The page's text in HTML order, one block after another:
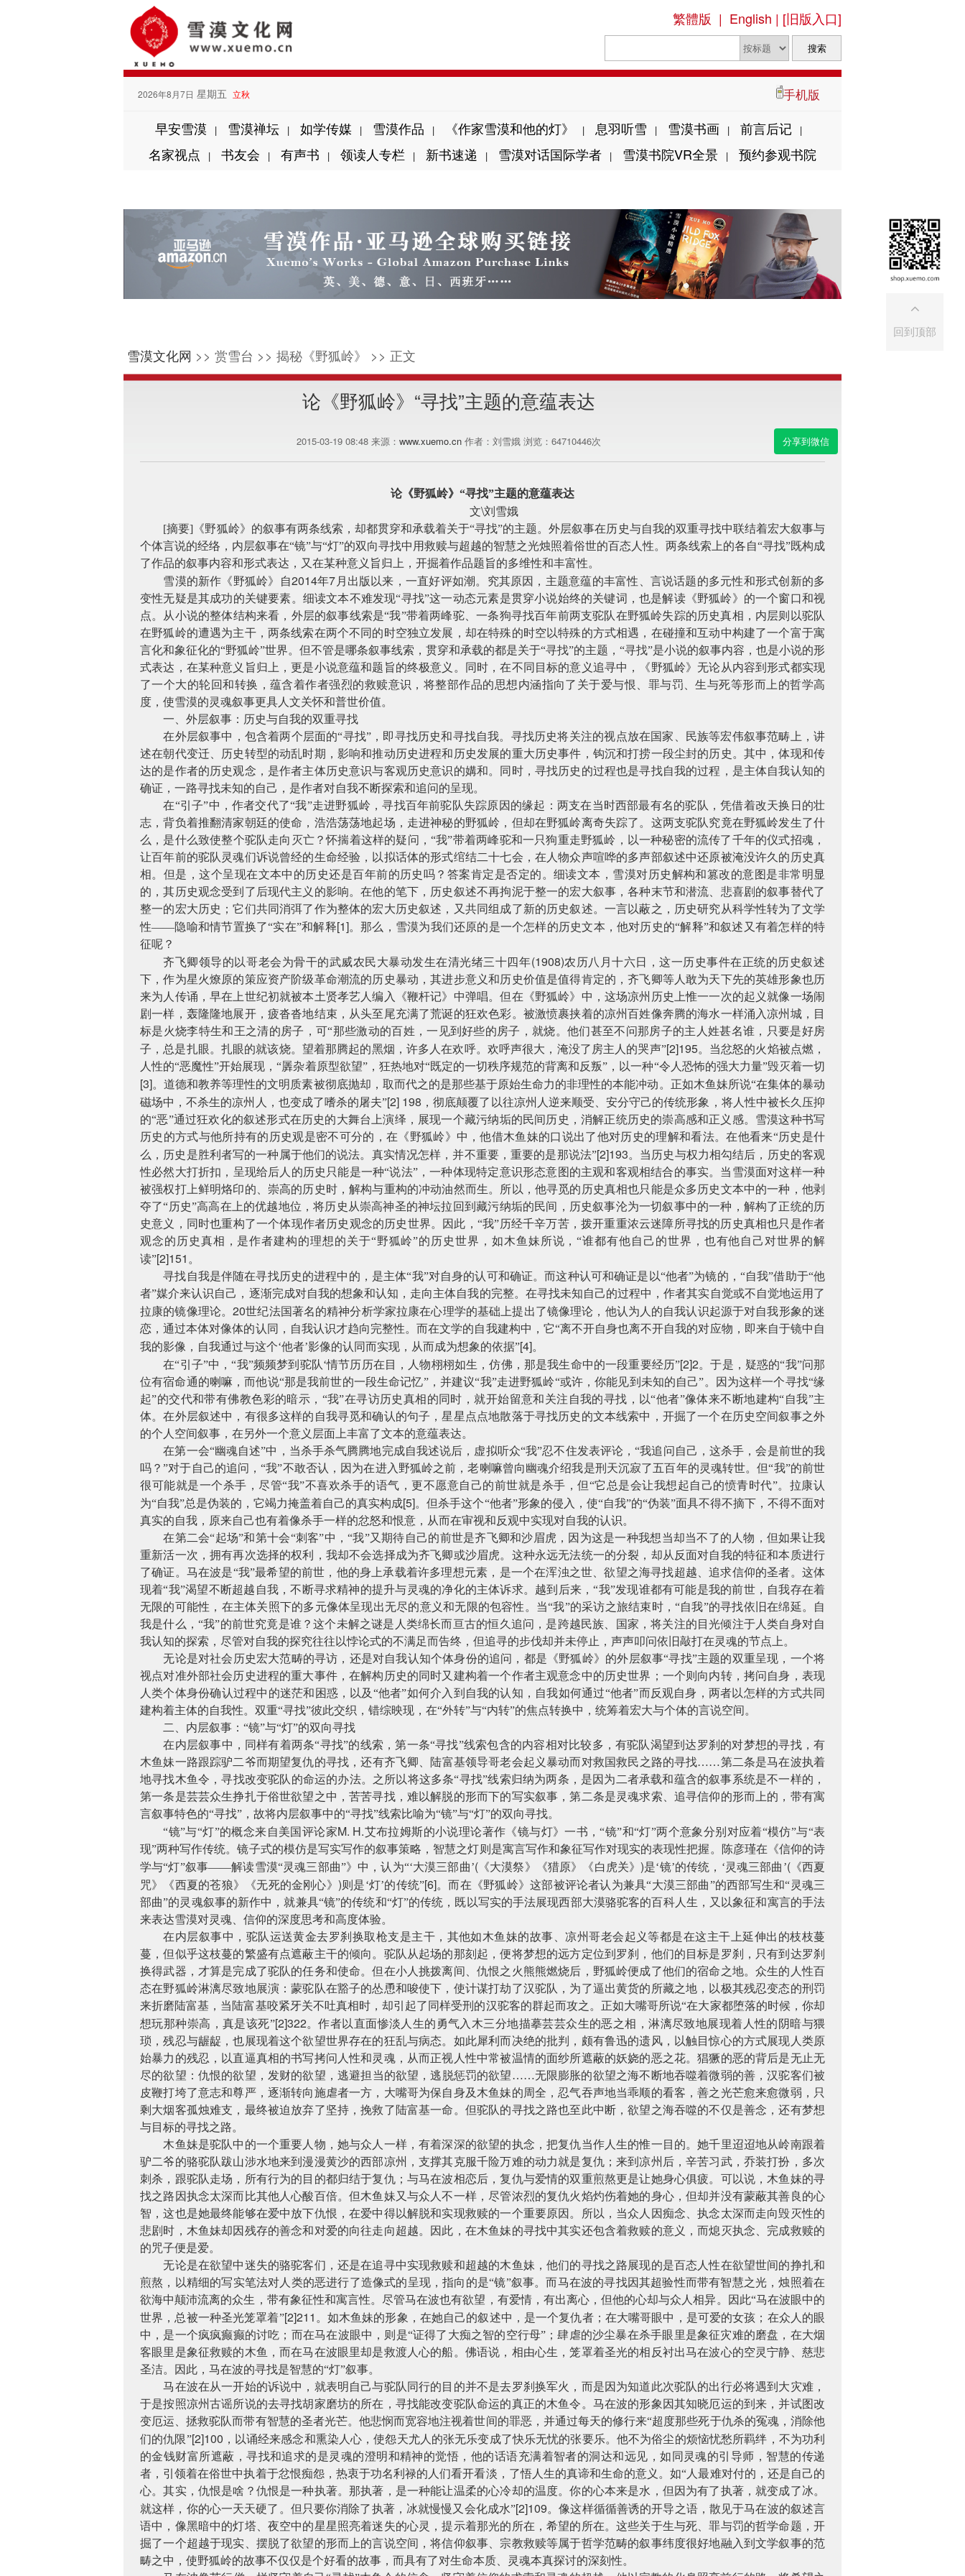
繁體版 | English | [旧版入口]
2026年8月7日 星期五 立秋 手机版
早安雪漠 | 雪漠禅坛 | 如学传媒 | 雪漠作品 | 《作家雪漠和他的灯》 | 息羽听雪 | 雪漠书画 | 前言后记 |
名家视点 | 书友会 | 有声书 | 领读人专栏 | 新书速递 | 雪漠对话国际学者 | 雪漠书院VR全景 | 预约参观书院
雪漠文化网 >> 赏雪台 >> 揭秘《野狐岭》 >> 正文
论《野狐岭》“寻找”主题的意蕴表达
2015-03-19 08:48 来源： www.xuemo.cn 作者：刘雪娥 浏览： 64710446次 分享到微信
论《野狐岭》“寻找”主题的意蕴表达
文\刘雪娥
[摘要] 《野狐岭》的叙事有两条线索，却都贯穿和承载着关于“寻找”的主题。外层叙事在历史与自我的双重寻找中联结着宏大叙事与
个体言说的经络，内层叙事在“镜”与“灯”的双向寻找中用救赎与超越的智慧之光烛照着俗世的百态人性。两条线索上的各自“寻找”既构成
了作品的叙事内容和形式表达，又在某种意义旨归上，开掘着作品题旨的多维性和丰富性。
雪漠的新作《野狐岭》自2014年7 月出版以来，一直好评如潮。究其原因，主题意蕴的丰富性、言说话题的多元性和形式创新的多
变性无疑是其成功的关键要素。细读文本不难发现“寻找”这一动态元素是贯穿小说始终的关键词，也是解读《野狐岭》的一个窗口和视
点。从小说的整体结构来看，外层的叙事线索是“我”带着两峰驼、一条狗寻找百年前两支驼队在野狐岭失踪的历史真相，内层则以驼队
在野狐岭的遭遇为主干，两条线索在两个不同的时空独立发展，却在特殊的时空以特殊的方式相遇，在碰撞和互动中构建了一个富于寓
言化和象征化的“野狐岭”世界。但不管是哪条叙事线索，贯穿和承载的都是关于“寻找”的主题，“寻找”是小说的叙事内容，也是小说的形
式表达，在某种意义旨归上，更是小说意蕴和题旨的终极意义。同时，在不同目标的意义追寻中，《野狐岭》无论从内容到形式都实现
了一个大的轮回和转换，蕴含着作者强烈的救赎意识，将整部作品的思想内涵指向了关于爱与恨、罪与罚、生与死等形而上的哲学高
度，使雪漠的灵魂叙事更具人文关怀和普世价值。
一、外层叙事：历史与自我的双重寻找
在外层叙事中，包含着两个层面的“寻找”，即寻找历史和寻找自我。寻找历史将关注的视点放在国家、民族等宏伟叙事范畴上，讲
述在朝代变迁、历史转型的动乱时期，影响和推动历史进程和历史发展的重大历史事件，钩沉和打捞一段尘封的历史。其中，体现和传
达的是作者的历史观念，是作者主体历史意识与客观历史意识的媾和。同时，寻找历史的过程也是寻找自我的过程，是主体自我认知的
确证，一路寻找未知的自己，是作者对自我不断探索和追问的呈现。
在“引子”中，作者交代了“我”走进野狐岭，寻找百年前驼队失踪原因的缘起：两支在当时西部最有名的驼队，凭借着改天换日的壮
志，背负着推翻清家朝廷的使命，浩浩荡荡地起场，走进神秘的野狐岭，但却在野狐岭离奇失踪了。这两支驼队究竟在野狐岭发生了什
么，是什么致使整个驼队走向灭亡？怀揣着这样的疑问，“我”带着两峰驼和一只狗重走野狐岭，以一种秘密的流传了千年的仪式招魂，
让百年前的驼队灵魂们诉说曾经的生命经验，以拟话体的形式绾结二十七会，在人物众声喧哗的多声部叙述中还原被淹没许久的历史真
相。但是，这个呈现在文本中的历史还是百年前的历史吗？答案肯定是否定的。细读文本，雪漠对历史解构和篡改的意图是非常明显
的，其历史观念受到了后现代主义的影响。在他的笔下，历史叙述不再拘泥于整一的宏大叙事，各种末节和潜流、悲喜剧的叙事替代了
整一的宏大历史；它们共同消弭了作为整体的宏大历史叙述，又共同组成了新的历史叙述。一言以蔽之，历史研究从科学性转为了文学
性——隐喻和情节置换了“实在”和解释[1]。那么，雪漠为我们还原的是一个怎样的历史文本，他对历史的“解释”和叙述又有着怎样的特
征呢？
齐飞卿领导的以哥老会为骨干的武威农民大暴动发生在清光绪三十四年(1908)农历八月十六日，这一历史事件在正统的历史叙述
下，作为星火燎原的策应资产阶级革命潮流的历史暴动，其进步意义和历史价值是值得肯定的，齐飞卿等人敢为天下先的英雄形象也历
来为人传诵，早在上世纪初就被本土贤孝艺人编入《鞭杆记》中弹唱。但在《野狐岭》中，这场凉州历史上惟一一次的起义就像一场闹
剧一样，轰隆隆地展开，疲沓沓地结束，从头至尾充满了荒诞的狂欢色彩。被激愤裹挟着的凉州百姓像奔腾的海水一样涌入凉州城，目
标是火烧李特生和王之清的房子，可“那些激动的百姓，一见到好些的房子，就烧。他们甚至不问那房子的主人姓甚名谁，只要是好房
子，总是扎眼。扎眼的就该烧。望着那腾起的黑烟，许多人在欢呼。欢呼声很大，淹没了房主人的哭声”[2]195。当忿怒的火焰被点燃，
人性的“恶魔性”开始展现，“羼杂着原型欲望”，狂热地对“既定的一切秩序规范的背离和反叛”，以一种“令人恐怖的强大力量”毁灭着一切
[3]。道德和教养等理性的文明质素被彻底抛却，取而代之的是那些基于原始生命力的非理性的本能冲动。正如木鱼妹所说“在集体的暴动
磁场中，不杀生的凉州人，也变成了嗜杀的屠夫”[2] 198 ，彻底颠覆了以往凉州人逆来顺受、安分守己的传统形象，将人性中被长久压抑
的“恶”通过狂欢化的叙述形式在历史的大舞台上演绎，展现一个藏污纳垢的民间历史，消解正统历史的崇高感和正义感。雪漠这种书写
历史的方式与他所持有的历史观是密不可分的，在《野狐岭》中，他借木鱼妹的口说出了他对历史的理解和看法。在他看来“历史是什
么，历史是胜利者写的一种属于他们的说法。真实情况怎样，并不重要，重要的是那说法”[2]193。当历史与权力相勾结后，历史的客观
性必然大打折扣，呈现给后人的历史只能是一种“说法”，一种体现特定意识形态意图的主观和客观相结合的事实。当雪漠面对这样一种
被强权打上鲜明烙印的、崇高的历史时，解构与重构的冲动油然而生。所以，他寻觅的历史真相也只能是众多历史文本中的一种，他剥
夺了“历史”高高在上的优越地位，将历史从崇高神圣的神坛拉回到藏污纳垢的民间，历史叙事沦为一切叙事中的一种，解构了正统的历
史意义，同时也重构了一个体现作者历史观念的历史世界。因此，“我”历经千辛万苦，拨开重重浓云迷障所寻找的历史真相也只是作者
观念的历史真相，是作者建构的理想的关于“野狐岭”的历史世界，如木鱼妹所说，“谁都有他自己的世界，也有他自己对世界的解
读”[2]151 。
寻找自我是伴随在寻找历史的进程中的，是主体“我”对自身的认可和确证。而这种认可和确证是以“他者”为镜的，“自我”借助于“他
者”媒介来认识自己，逐渐完成对自我的想象和认知，走向主体自我的完整。在寻找未知自己的过程中，作者其实自觉或不自觉地运用了
拉康的镜像理论。20世纪法国著名的精神分析学家拉康在心理学的基础上提出了镜像理论，他认为人的自我认识起源于对自我形象的迷
恋，通过本体对像体的认同，自我认识才趋向完整性。而在文学的自我建构中，它“离不开自身也离不开自我的对应物，即来自于镜中自
我的影像，自我通过与这个‘他者’影像的认同而实现，从而成为想象的依据”[4]。
在“引子”中，“我”频频梦到驼队‘情节历历在目，人物栩栩如生，仿佛，那是我生命中的一段重要经历”[2]2。于是，疑惑的“我”问那
位有宿命通的喇嘛，而他说“那是我前世的一段生命记忆”，并建议“我”走进野狐岭“或许，你能见到未知的自己”。因为这样一个寻找“缘
起”的交代和带有佛教色彩的暗示，“我”在寻访历史真相的同时，就开始留意和关注自我的寻找，以“他者”像体来不断地建构“自我”主
体。在外层叙述中，有很多这样的自我寻觅和确认的句子，星星点点地散落于寻找历史的文本线索中，开掘了一个在历史空间叙事之外
的个人空间叙事，在另外一个意义层面上丰富了文本的意蕴表达。
在第一会“幽魂自述”中，当杀手杀气腾腾地完成自我述说后，虚拟听众“我”忍不住发表评论，“我追问自己，这杀手，会是前世的我
吗？”对于自己的追问，“我”不敢否认，因为在进入野狐岭之前，老喇嘛曾向幽魂介绍我是刑天沉寂了五百年的灵魂转世。但“我”的前世
很可能就是一个杀手，尽管“我”不喜欢杀手的语气，更不愿意自己的前世就是杀手，但“它总是会让我想起自己的愤青时代”。拉康认
为“自我”总是伪装的，它竭力掩盖着自己的真实构成[5]。但杀手这个“他者”形象的侵入，使“自我”的“伪装”面具不得不摘下，不得不面对
真实的自我，原来自己也有着像杀手一样的忿怒和恨意，从而在审视和反观中实现对自我的认识。
在第二会“起场”和第十会“刺客”中，“我”又期待自己的前世是齐飞卿和沙眉虎，因为这是一种我想当却当不了的人物，但如果让我
重新活一次，拥有再次选择的权利，我却不会选择成为齐飞卿或沙眉虎。这种永远无法统一的分裂，却从反面对自我的特征和本质进行
了确证。马在波是“我”最希望的前世，他的身上承载着许多理想元素，是一个在浑浊之世、欲望之海寻找超越、追求信仰的圣者。这体
现着“我”渴望不断超越自我，不断寻求精神的提升与灵魂的净化的主体诉求。越到后来，“我”发现谁都有可能是我的前世，自我存在着
无限的可能性，在主体关照下的多元像体呈现出无尽的意义和无限的包容性。当“我”的采访之旅结束时，“自我”的寻找依旧在绵延。自
我是什么，“我”的前世究竟是谁？这个未解之谜是人类绵长而亘古的恒久追问，是跨越民族、国家，将关注的目光倾注于人类自身对自
我认知的探索，尽管对自我的探究往往以悖论式的不满足而告终，但追寻的步伐却并未停止，声声叩问依旧敲打在灵魂的节点上。
无论是对社会历史宏大范畴的寻访，还是对自我认知个体身份的追问，都是《野狐岭》的外层叙事“寻找”主题的双重呈现，一个将
视点对准外部社会历史进程的重大事件，在解构历史的同时又建构着一个作者主观意念中的历史世界；一个则向内转，拷问自身，表现
人类个体身份确认过程中的迷茫和困惑，以及“他者”如何介入到自我的认知，自我如何通过“他者”而反观自身，两者以怎样的方式共同
建构着主体的自我性。双重“寻找”彼此交织，错综映现，在“外转”与“内转”的焦点转换中，统筹着宏大与个体的言说空间。
二、内层叙事：“镜”与“灯”的双向寻找
在内层叙事中，同样有着两条“寻找”的线索，第一条“寻找”线索包含的内容相对比较多，有驼队渴望到达罗刹的对梦想的寻找，有
木鱼妹一路跟踪驴二爷而期望复仇的寻找，还有齐飞卿、陆富基领导哥老会起义暴动而对救国救民之路的寻找……第二条是马在波执着
地寻找木鱼令，寻找改变驼队的命运的办法。之所以将这多条“寻找”线索归纳为两条，是因为二者承载和蕴含的叙事系统是不一样的，
第一条是芸芸众生挣扎于俗世欲望之中，苦苦寻找，难以解脱的形而下的写实叙事，第二条是灵魂求索、追寻信仰的形而上的，带有寓
言叙事特色的“寻找”，故将内层叙事中的“寻找”线索比喻为“镜”与“灯”的双向寻找。
“镜”与“灯”的概念来自美国评论家M. H.艾布拉姆斯的小说理论著作《镜与灯》一书，“镜”和“灯”两个意象分别对应着“模仿”与“表
现”两种写作传统。镜子式的模仿是写实写作的叙事策略，智慧之灯则是寓言写作和象征写作对现实的表现性把握。陈彦瑾在《信仰的诗
学与“灯”叙事——解读雪漠“灵魂三部曲”》中，认为“‘大漠三部曲’(《大漠祭》《猎原》《白虎关》)是‘镜’的传统，‘灵魂三部曲’(《西夏
咒》《西夏的苍狼》《无死的金刚心》 )则是‘灯’的传统”[6]。而在《野狐岭》这部被评论者认为兼具“大漠三部曲”的西部写生和“灵魂三
部曲”的灵魂叙事的新作中，就兼具“镜”的传统和“灯”的传统，既以写实的手法展现西部大漠骆驼客的百科人生，又以象征和寓言的手法
来表达雪漠对灵魂、信仰的深度思考和高度体验。
在内层叙事中，驼队运送黄金去罗刹换取枪支是主干，其他如木鱼妹的故事、凉州哥老会起义等都是在这主干上延伸出的枝枝蔓
蔓，但似乎这枝蔓的繁盛有点遮蔽主干的倾向。驼队从起场的那刻起，便将梦想的远方定位到罗刹，他们的目标是罗刹，只有到达罗刹
换得武器，才算是完成了驼队的任务和使命。但在小人挑拨离间、仇恨之火熊熊燃烧后，野狐岭便成了他们的宿命之地。众生的人性百
态在野狐岭淋漓尽致地展演：蒙驼队在豁子的怂恿和唆使下，使计谋打劫了汉驼队，为了逼出黄货的所藏之地，以极其残忍变态的刑罚
来折磨陆富基，当陆富基咬紧牙关不吐真相时，却引起了同样受刑的汉驼客的群起而攻之。正如大嘴哥所说“在大家都堕落的时候，你却
想玩那种崇高，真是该死”[2]322。作者以直面惨淡人生的勇气入木三分地描摹芸芸众生的恶之相，淋漓尽致地展现着人性的阴暗与猥
琐，残忍与龌龊，也展现着这个欲望世界存在的狂乱与病态。如此犀利而决绝的批判，颇有鲁迅的遗风，以触目惊心的方式展现人类原
始暴力的残忍，以直逼真相的书写拷问人性和灵魂，从而正视人性中常被温情的面纱所遮蔽的妖娆的恶之花。猖獗的恶的背后是无止无
尽的欲望：仇恨的欲望，发财的欲望，逃避担当的欲望，逃脱惩罚的欲望……无限膨胀的欲望之海不断地吞噬着微弱的善，汉驼客们被
皮鞭打垮了意志和尊严，逐渐转向施虐者一方，大嘴哥为保自身及木鱼妹的周全，忍气吞声地当乖顺的看客，善之光芒愈来愈微弱，只
剩大烟客孤烛难支，最终被迫放弃了坚持，挽救了陆富基一命。但驼队的寻找之路也至此中断，欲望之海吞噬的不仅是善念，还有梦想
与目标的寻找之路。
木鱼妹是驼队中的一个重要人物，她与众人一样，有着深深的欲望的执念，把复仇当作人生的惟一目的。她千里迢迢地从岭南跟着
驴二爷的骆驼队跋山涉水地来到漫漫黄沙的西部凉州，支撑其克服千险万难的动力就是复仇；来到凉州后，辛苦习武，乔装打扮，多次
刺杀，跟驼队走场，所有行为的目的都归结于复仇；与马在波相恋后，复仇与爱情的双重煎熬更是让她身心俱疲。可以说，木鱼妹的寻
找之路因执念太深而比其他人心酸百倍。但木鱼妹又与众人不一样，尽管浓烈的复仇火焰灼伤着她的身心，但却并没有蒙蔽其善良的心
智，这也是她最终能够在爱中放下仇恨，在爱中得以解脱和实现救赎的一个重要原因。所以，当众人因痴念、执念太深而走向毁灭性的
悲剧时，木鱼妹却因残存的善念和对爱的向往走向超越。因此，在木鱼妹的寻找中其实还包含着救赎的意义，而熄灭执念、完成救赎的
的咒子便是爱。
无论是在欲望中迷失的骆驼客们，还是在追寻中实现救赎和超越的木鱼妹，他们的寻找之路展现的是百态人性在欲望世间的挣扎和
煎熬，以精细的写实笔法对人类的恶进行了造像式的呈现，指向的是“镜”叙事。而马在波的寻找因其超验性而带有智慧之光，烛照着在
欲海中颠沛流离的众生，带有象征性和寓言性。尽管马在波也有欲望，有爱情，有出离心，但他的心却与众人相异。因此“马在波眼中的
世界，总被一种圣光笼罩着”[2]211 。如木鱼妹的形象，在她自己的叙述中，是一个复仇者；在大嘴哥眼中，是可爱的女孩；在众人的眼
中，是一个疯疯癫癫的讨吃；而在马在波眼中，则是“证得了大痴之智的空行母”；肆虐的沙尘暴在杀手眼里是象征灾难的磨盘，在大烟
客眼里是象征救赎的木鱼，而在马在波眼里却是救渡人心的船。佛语说，相由心生，笼罩着圣光的相反衬出马在波心的空灵宁静、慈悲
圣洁。因此，马在波的寻找是智慧的“灯”叙事。
马在波在从一开始的诉说中，就表明自己与驼队同行的目的并不是去罗刹换军火，而是因为知道此次驼队的出行必将遇到大灾难，
于是按照凉州古谣所说的去寻找胡家磨坊的所在，寻找能改变驼队命运的真正的木鱼令。马在波的形象因其知晓厄运的到来，并试图改
变厄运、拯救驼队而带有智慧的圣者光芒。他悲悯而宽容地注视着世间的罪恶，并通过每天的修行来“超度那些死于仇杀的冤魂，消除他
们的仇限”[2]100 ，以诵经来感念和熏染人心，使怨天尤人的张无乐变成了快乐无忧的张要乐。他不为俗尘的烦恼忧愁所羁绊，不为功利
的金钱财富所遮蔽，寻找和追求的是灵魂的澄明和精神的觉悟，他的话语充满着智者的洞达和远见，如同灵魂的引导师，智慧的传递
者，引领着在俗世中执着于忿恨痴怨，热衷于功名利禄的人们看开看淡，了悟人生的真谛和生命的意义。如“人最难对付的，还是自己的
心。其实，仇恨是啥？仇恨是一种执著。那执著，是一种能让温柔的心冷却的温度。你的心本来是水，但因为有了执著，就变成了冰。
就这样，你的心一天天硬了。但只要你消除了执著，冰就慢慢又会化成水”[2]109。像这样循循善诱的开导之语，散见于马在波的叙述言
语中，像黑暗中的灯塔、夜空中的星星照亮着迷失的心灵，提示着那光的所在，希望的所在。这些关于生与死、罪与罚的哲学命题，开
掘了一个超越于现实、摆脱了欲望的形而上的言说空间，将信仰叙事、宗教救赎等属于哲学范畴的叙事纬度很好地融入到文学叙事的范
畴之中，使野狐岭的故事不仅仅是个好看的故事，而具有了对生命本质、灵魂本真探讨的深刻性。
回到顶部